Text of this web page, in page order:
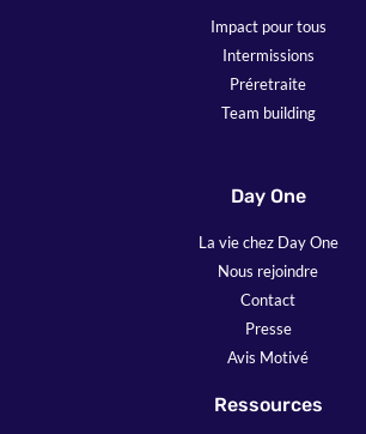
Impact pour tous
Intermissions
Préretraite
Team building
Day One
La vie chez Day One
Nous rejoindre
Contact
Presse
Avis Motivé
Ressources